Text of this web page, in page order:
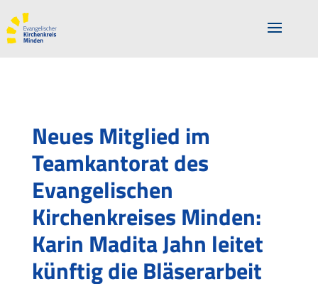
Neues Mitglied im
Teamkantorat des
Evangelischen
Kirchenkreises Minden:
Karin Madita Jahn leitet
künftig die Bläserarbeit